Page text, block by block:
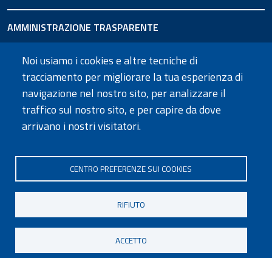
AMMINISTRAZIONE TRASPARENTE
URP
SEGUICI SU
Informativa privacy
Dichiarazione di accessibilità
Contatti
Preferenze cookie
Noi usiamo i cookies e altre tecniche di
tracciamento per migliorare la tua esperienza di
navigazione nel nostro sito, per analizzare il
traffico sul nostro sito, e per capire da dove
arrivano i nostri visitatori.
CENTRO PREFERENZE SUI COOKIES
RIFIUTO
ACCETTO